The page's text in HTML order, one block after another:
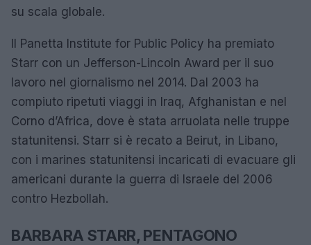
su scala globale.
Il Panetta Institute for Public Policy ha premiato
Starr con un Jefferson-Lincoln Award per il suo
lavoro nel giornalismo nel 2014. Dal 2003 ha
compiuto ripetuti viaggi in Iraq, Afghanistan e nel
Corno d’Africa, dove è stata arruolata nelle truppe
statunitensi. Starr si è recato a Beirut, in Libano,
con i marines statunitensi incaricati di evacuare gli
americani durante la guerra di Israele del 2006
contro Hezbollah.
BARBARA STARR, PENTAGONO